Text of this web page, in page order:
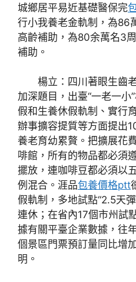
城鄉居平易近基礎醫保完
行小我養老金軌制，為86
高齡補助，為80余萬名3
補助。
楊立：四川著眼生齒
加深題目，出臺“一老一小
假和生養休假軌制、實行
辦事擴容提質等方面提出
養老育幼累贅。把擴展花
啡館，所有的物品都必須
擺放，連咖啡豆都必須以
例混合。涯品包養價格ptt
假軌制，多地試點“2.5天
連休；在省內17個市州試
據有關平臺企業數據，往
個景區門票預訂量同比增
明。